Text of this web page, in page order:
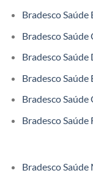
Bradesco Saúde
Bradesco Saúde
Bradesco
Bradesco
Bradesco Saúde
Bradesco Saúde
Bradesco